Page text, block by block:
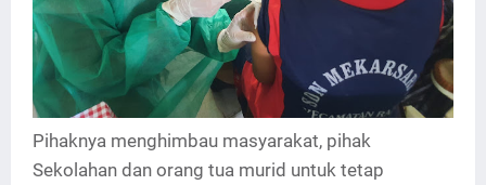
Pihaknya menghimbau masyarakat, pihak
Sekolahan dan orang tua murid untuk tetap